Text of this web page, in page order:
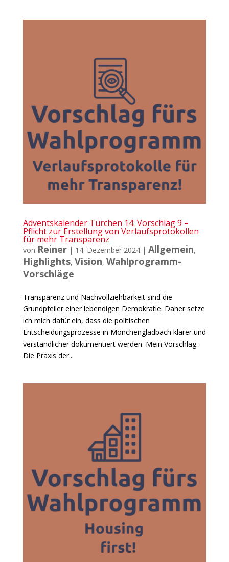
Adventskalender Türchen 14: Vorschlag 9 –
Pflicht zur Erstellung von Verlaufsprotokollen
für mehr Transparenz
von Reiner| 14. Dezember 2024| Allgemein,
Highlights, Vision, Wahlprogramm-
Vorschläge
Transparenz und Nachvollziehbarkeit sind die
Grundpfeiler einer lebendigen Demokratie. Daher setze
ich mich dafür ein, dass die politischen
Entscheidungsprozesse in Mönchengladbach klarer und
verständlicher dokumentiert werden. Mein Vorschlag:
Die Praxis der...